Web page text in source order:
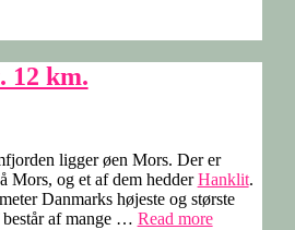
12 km.
ligger øen Mors. Der er
Mors, og et af dem hedderHanklit.
Danmarks højeste og største
af mange … Read more“Mors: